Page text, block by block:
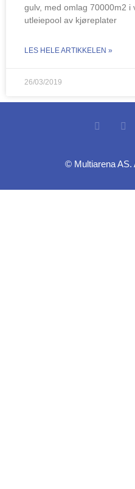
gulv, med omlag 70000m2
utleiepool av kjøreplater
LES HELE ARTIKKELEN »
26/03/2019
© Multiarena AS.